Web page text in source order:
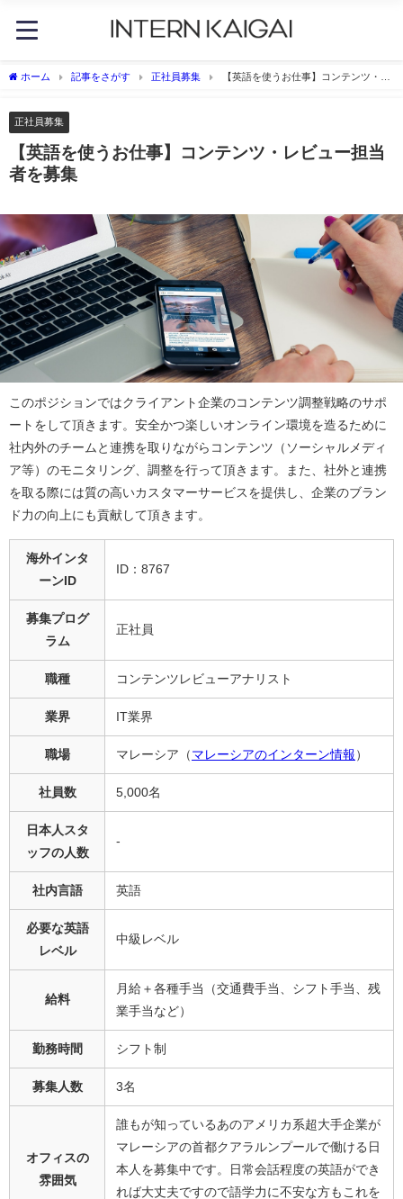
ホーム 記事をさがす 正社員募集
【英語を使うお仕事】コンテンツ・レ
正社員募集
【英語を使うお仕事】コンテンツ・レビュー担当
者を募集
このポジションではクライアント企業のコンテンツ調整戦略のサポ
ートをして頂きます。安全かつ楽しいオンライン環境を造るために
社内外のチームと連携を取りながらコンテンツ（ソーシャルメディ
ア等）のモニタリング、調整を行って頂きます。また、社外と連携
を取る際には質の高いカスタマーサービスを提供し、企業のブラン
ド力の向上にも貢献して頂きます。
海外インタ
ーンID
ID：8767
募集プログ
ラム
正社員
職種 コンテンツレビューアナリスト
業界 IT業界
職場 マレーシア（ マレーシアのインターン情報 ）
社員数 5,000名
日本人スタ
ッフの人数
-
社内言語 英語
必要な英語
レベル
中級レベル
給料
月給＋各種手当（交通費手当、シフト手当、残
業手当など）
勤務時間 シフト制
募集人数 3名
オフィスの
雰囲気
誰もが知っているあのアメリカ系超大手企業が
マレーシアの首都クアラルンプールで働ける日
本人を募集中です。日常会話程度の英語ができ
れば大丈夫ですので語学力に不安な方もこれを